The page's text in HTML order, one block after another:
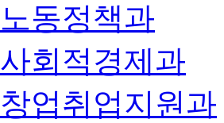
노동정책과
사회적경제과
창업취업지원과